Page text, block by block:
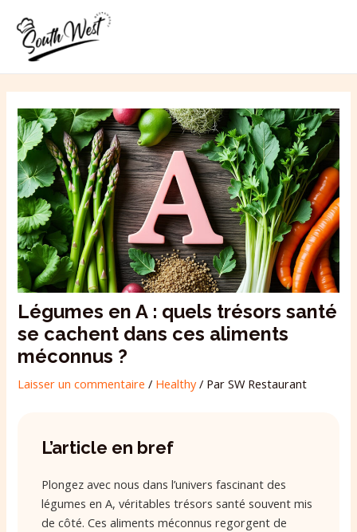
contenu
Légumes en A : quels trésors santé
se cachent dans ces aliments
méconnus ?
Laisser un commentaire / Healthy/ ParSW Restaurant
L’article en bref
Plongez avec nous dans l’univers fascinant des
légumes en A, véritables trésors santé souvent mis
de côté. Ces aliments méconnus regorgent de